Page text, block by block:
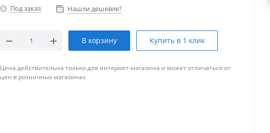
Под заказ Нашли дешевле?
В корзину Купить в 1 клик
Цена действительна только для интернет-магазина и может отличаться от
цен в розничных магазинах